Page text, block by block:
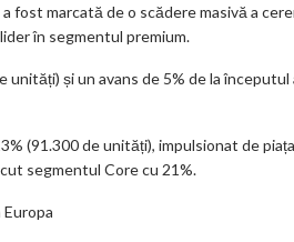
fost marcată de o scădere masivă a
în segmentul premium.
și un avans de 5% de la începutul
(91.300 de unități), impulsionat de
segmentul Core cu 21%.